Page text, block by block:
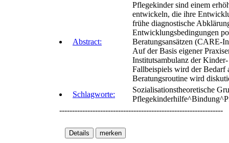
Abstract:
Pflegekinder sind einem
entwickeln, die ihre
frühe diagnostische
Entwicklungsbedingungen
Beratungsansätzen (CARE-
Auf der Basis eigener
Institutsambulanz der
Fallbeispiels wird der Bedarf
Beratungsroutine wird
Schlagworte:
Sozialisationstheoretische
----------------------------------------------------------------